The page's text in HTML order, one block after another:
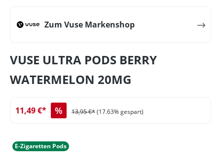
Zum Vuse Markenshop
VUSE ULTRA PODS BERRY
WATERMELON 20MG
11,49 €* % 13,95 €*(17.63% gespart)
E-Zigaretten Pods